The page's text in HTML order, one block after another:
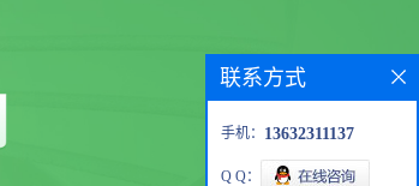
联系方式
手机： 13632311137
Q Q：